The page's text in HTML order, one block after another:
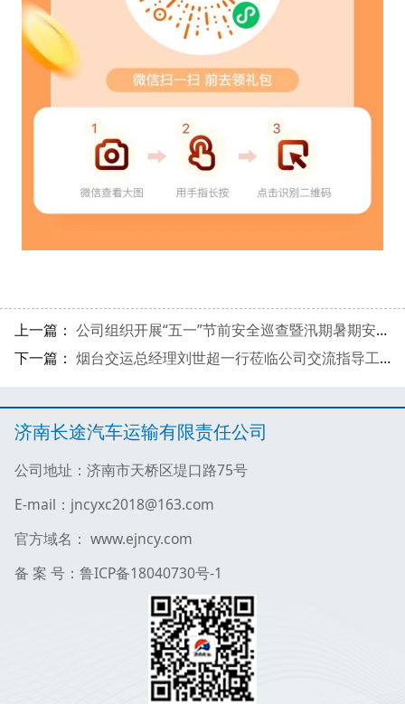
上一篇： 公司组织开展“五一”节前安全巡查暨汛期暑期安全生产重大风险隐患专项排查
下一篇： 烟台交运总经理刘世超一行莅临公司交流指导工作
济南长途汽车运输有限责任公司
公司地址：济南市天桥区堤口路75号
E-mail：jncyxc2018@163.com
官方域名： www.ejncy.com
备 案 号：鲁ICP备18040730号-1